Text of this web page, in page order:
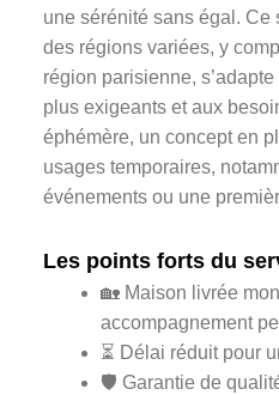
une sérénité sans égal. Ce
des régions variées, y
région parisienne,
plus exigeants et aux
éphémère, un concept en
usages temporaires,
événements ou une
Les points forts du
🏡 Maison livrée
accompagnement
⏳ Délai réduit pour
🛡️ Garantie de